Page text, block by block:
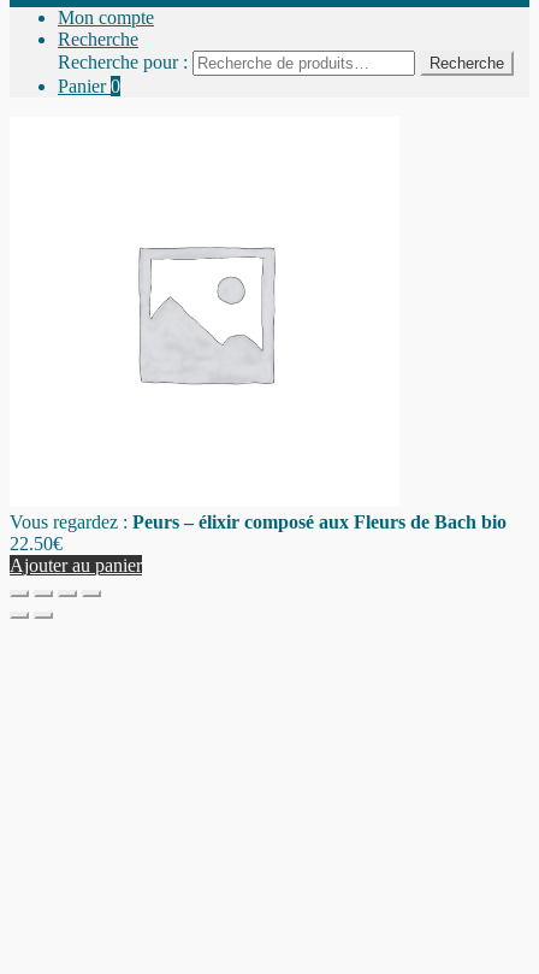
Mon compte
Recherche
Recherche pour :
Recherche
Panier0
Vous regardez : Peurs – élixir composé aux Fleurs de Bach bio
22.50€
Ajouter au panier